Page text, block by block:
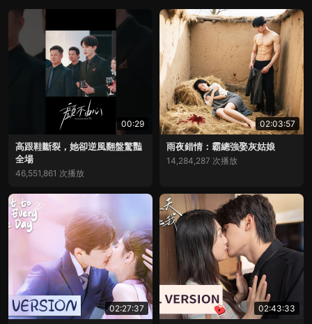
00:29
高跟鞋斷裂，她卻逆風翻盤驚豔
全場
46,551,861 次播放
02:03:57
雨夜錯情：霸總強娶灰姑娘
14,284,287 次播放
02:27:37 02:43:33